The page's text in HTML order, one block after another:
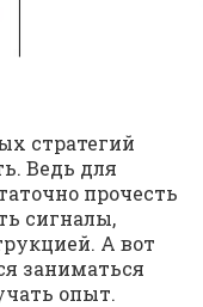
стратегий
Ведь для
прочесть
сигналы,
А вот
заниматься
опыт.